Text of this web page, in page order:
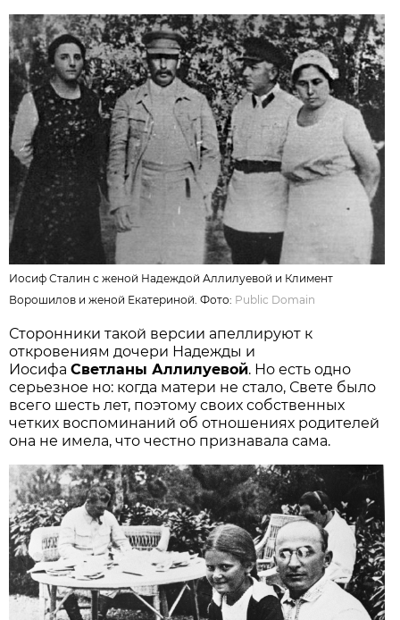
Иосиф Сталин с женой Надеждой Аллилуевой и Климент
Ворошилов и женой Екатериной. Фото: Public Domain
Сторонники такой версии апеллируют к
откровениям дочери Надежды и
ИосифаСветланы Аллилуевой. Но есть одно
серьезное но: когда матери не стало, Свете было
всего шесть лет, поэтому своих собственных
четких воспоминаний об отношениях родителей
она не имела, что честно признавала сама.